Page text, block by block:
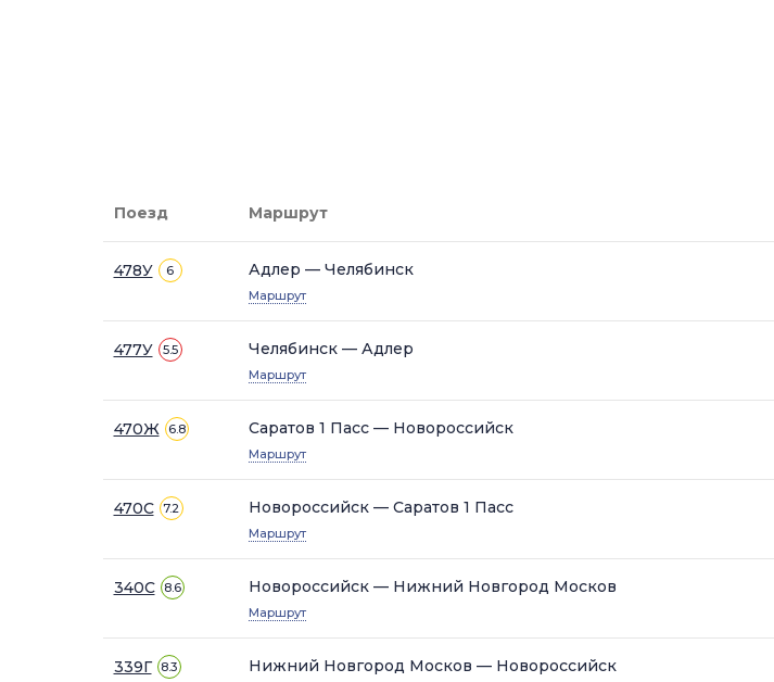
Поезд Маршрут
478У 6 Адлер — Челябинск
Маршрут
477У 5.5 Челябинск — Адлер
Маршрут
470Ж 6.8 Саратов 1 Пасс — Новороссийск
Маршрут
470С 7.2 Новороссийск — Саратов 1 Пасс
Маршрут
340С 8.6 Новороссийск — Нижний Новгород Москов
Маршрут
339Г 8.3 Нижний Новгород Москов — Новороссийск